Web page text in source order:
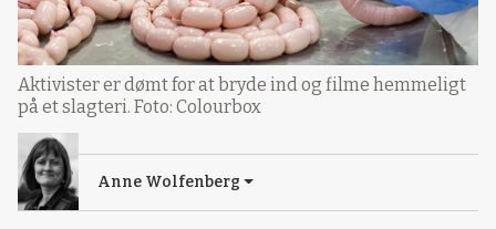
Aktivister er dømt for at bryde ind og filme hemmeligt
på et slagteri. Foto: Colourbox
Anne Wolfenberg